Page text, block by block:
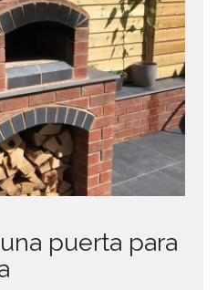
puerta para